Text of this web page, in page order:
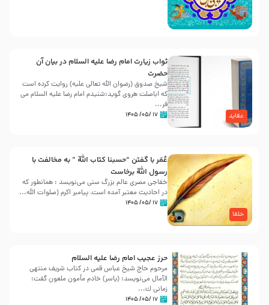
عقاید
ثواب زیارت امام رضا علیه السلام در بیان آن
حضرت
شیخ صدوق (رضوان الله تعالی علیه) روایت کرده است
که اباصلت هروی گوید:شنیدم امام رضا علیه السلام می
فر...
۱۷ /۰۵/ ۱۴۰۵
خلفا
عُمَر با گفتن “حسبنا كتاب اللّه ” به مخالفت با
رسول اللّه برخاست
خفاجی مصری عالم بزرگ سنی می‌نویسد : همانطور که
در احادیث معتبر آمده است، پیامبر اکرم (صلوات اللّه...
۱۷ /۰۵/ ۱۴۰۵
حرز عجیب امام رضا علیه السلام
مرحوم حاج شیخ عباس قمی در کتاب شریف منتهی
الآمال می‌نویسد: (ياسر) خادم مأمون ملعون گفت:
زمانى ك...
۱۷ /۰۵/ ۱۴۰۵